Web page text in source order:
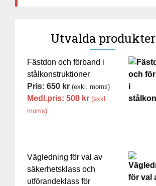
Utvalda produkter
Fästdon och förband i
stålkonstruktioner
Pris: 650 kr (exkl. moms)
Medl.pris: 500 kr (exkl.
moms)
Vägledning för val av
säkerhetsklass och
utförandeklass för